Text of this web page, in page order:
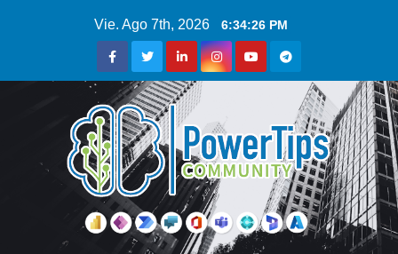
Vie. Ago 7th, 2026 6:34:27 PM